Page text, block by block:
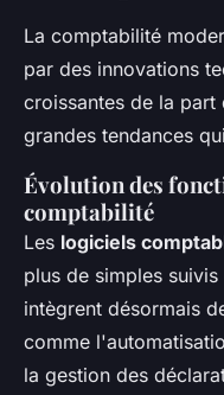
La comptabilité
par des innovations
croissantes de la part
grandes tendances
Évolution des
comptabilité
Les logiciels
plus de simples
intègrent désormais
comme
la gestion des